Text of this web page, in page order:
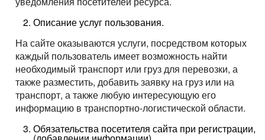
Юмбо, объём 100 куб.метра
Для Негабаритных грузов
Цельномет. Изотерма
Для Опасного груза ADR
Для Сборного груза от 200кг
Грузовые авиа перевозки
Зерновозы, перевозка зерна
Размеры контейнеров
Стоимость морских перевозок
Перевозки морем по странам
Перевозим грузы по морю
Типы ж.д. вагонов и контейнеров
Направления Ж.Д. перевозок
Стоимость перевозок ж.д вагонами
Ж.Д. вагоны, галерея
Доставка сборных грузов
Посылки и мелкие грузы
Стоимость перевозки посылок
Доставка посылки из и в Европу
Доставка посылки Страны СНГ
Посылки из Азии, и USA
Транспорт для доставки посылок
Грузы для морских перевозок.
Грузы для Ж.Д. перевозок
Грузы для авиа перевозок
Добавить транспорт
Все типы транспорта
Авто транспорт
Ж.Д. транспорт
Морской транспорт
Авиа транспорт
Описание услуг пользования.
На сайте оказываются услуги, посредством которых
каждый пользователь имеет возможность найти
необходимый транспорт или груз для перевозки, а
также разместить, добавить заявку на груз или на
транспорт, а также любую интересующую его
информацию в транспортно-логистической области.
Обязательства посетителя сайта при регистрации,
Контактное лицо
Контактный телефон
E-mail
Отправляя заявку, вы соглашаетесь на обработку
Контактное лицо
Контактный телефон
E-mail
Отправляя заявку, вы соглашаетесь на обработку
персональных данных.